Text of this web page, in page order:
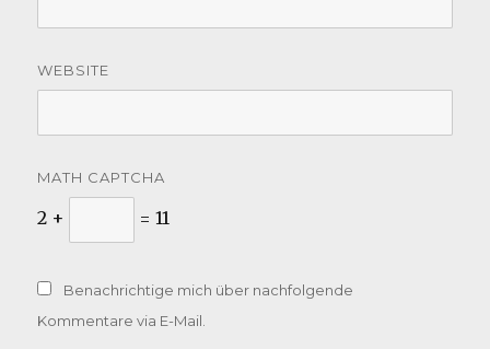
WEBSITE
MATH CAPTCHA
2 + = 11
Benachrichtige mich über nachfolgende
Kommentare via E-Mail.